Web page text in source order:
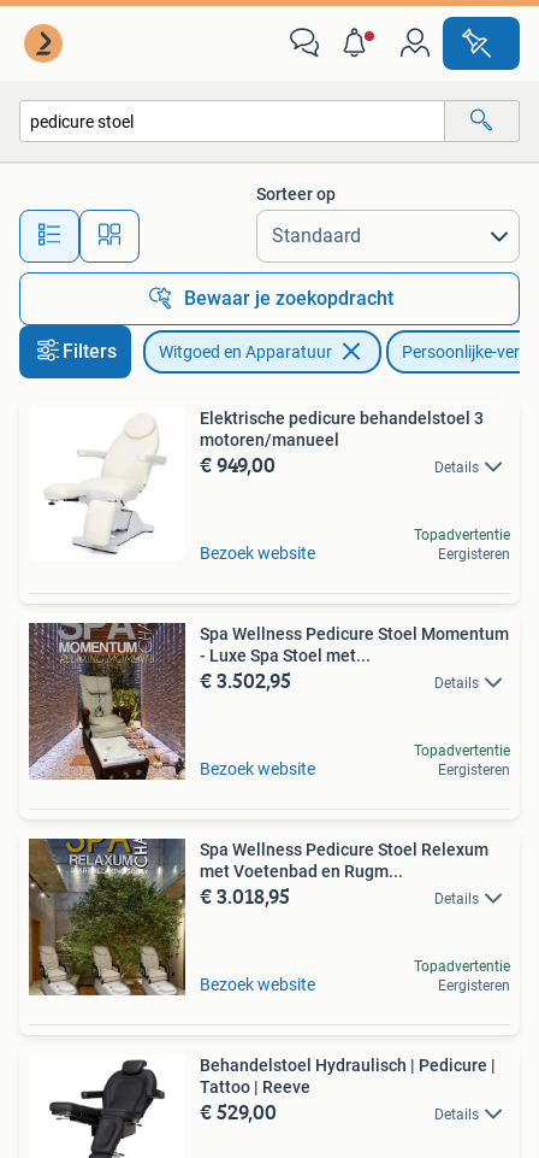
Alle afstanden…
Sorteer op
Bewaar je zoekopdracht
Filters Witgoed en Apparatuur Persoonlijke-
Elektrische pedicure behandelstoel 3
motoren/manueel
€ 949,00 Details
Bezoek website
Topadvertentie
Eergisteren
Spa Wellness Pedicure Stoel Momentum
- Luxe Spa Stoel met...
€ 3.502,95 Details
Bezoek website
Topadvertentie
Eergisteren
Spa Wellness Pedicure Stoel Relexum
met Voetenbad en Rugm...
€ 3.018,95 Details
Bezoek website
Topadvertentie
Eergisteren
Behandelstoel Hydraulisch | Pedicure |
Tattoo | Reeve
€ 529,00 Details